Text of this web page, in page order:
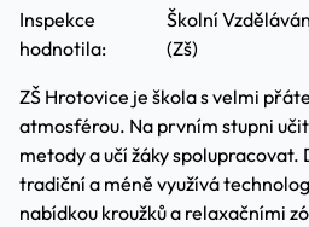
Inspekce
hodnotila:
Školní
(Zš)
ZŠ Hrotovice je škola s velmi
atmosférou. Na prvním stupni
metody a učí žáky spolupracovat.
tradiční a méně využívá
nabídkou kroužků a relaxačními